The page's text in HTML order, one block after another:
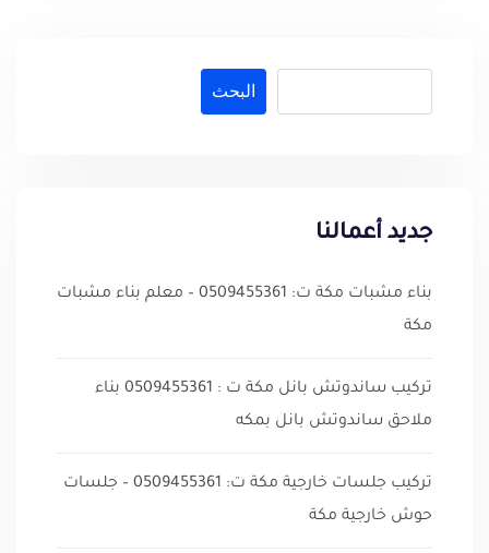
البحث
جديد أعمالنا
بناء مشبات مكة ت: 0509455361 – معلم بناء مشبات
مكة
تركيب ساندوتش بانل مكة ت : 0509455361 بناء
ملاحق ساندوتش بانل بمكه
تركيب جلسات خارجية مكة ت: 0509455361 – جلسات
حوش خارجية مكة